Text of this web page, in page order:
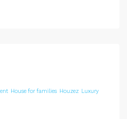
House for families Houzez Luxury